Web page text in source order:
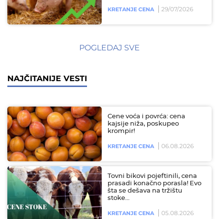
KRETANJE CENA 29/07/2026
POGLEDAJ SVE
NAJČITANIJE VESTI
Cene voća i povrća: cena
kajsije niža, poskupeo
krompir!
KRETANJE CENA 06.08.2026
Tovni bikovi pojeftinili, cena
prasadi konačno porasla! Evo
šta se dešava na tržištu
stoke…
KRETANJE CENA 05.08.2026